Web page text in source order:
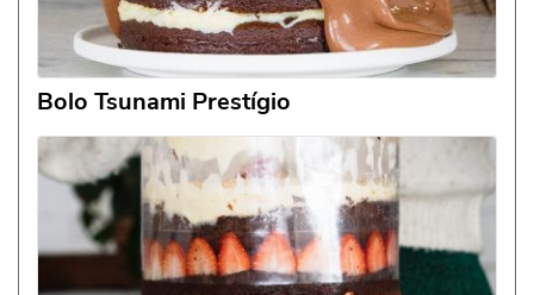
Bolo Tsunami Prestígio